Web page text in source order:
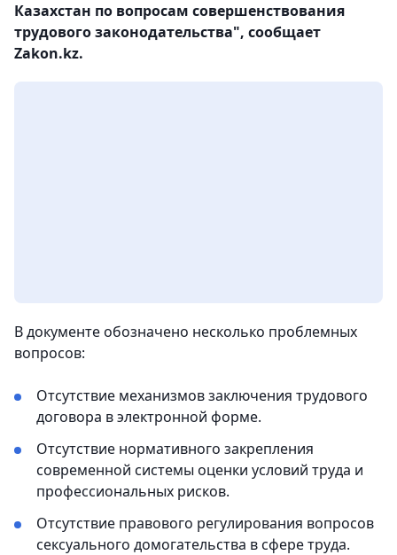
Казахстан по вопросам совершенствования
трудового законодательства", сообщает
Zakon.kz.
В документе обозначено несколько проблемных
вопросов:
Отсутствие механизмов заключения трудового
договора в электронной форме.
Отсутствие нормативного закрепления
современной системы оценки условий труда и
профессиональных рисков.
Отсутствие правового регулирования вопросов
сексуального домогательства в сфере труда.